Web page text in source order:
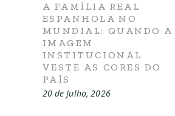
A FAMÍLIA REAL
ESPANHOLA NO
MUNDIAL: QUANDO A
IMAGEM
INSTITUCIONAL
VESTE AS CORES DO
PAÍS
20 de Julho, 2026